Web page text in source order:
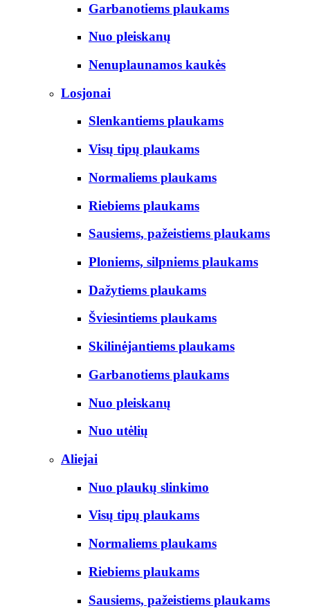
Garbanotiems plaukams
Nuo pleiskanų
Nenuplaunamos kaukės
Losjonai
Slenkantiems plaukams
Visų tipų plaukams
Normaliems plaukams
Riebiems plaukams
Sausiems, pažeistiems plaukams
Ploniems, silpniems plaukams
Dažytiems plaukams
Šviesintiems plaukams
Skilinėjantiems plaukams
Garbanotiems plaukams
Nuo pleiskanų
Nuo utėlių
Aliejai
Nuo plaukų slinkimo
Visų tipų plaukams
Normaliems plaukams
Riebiems plaukams
Sausiems, pažeistiems plaukams